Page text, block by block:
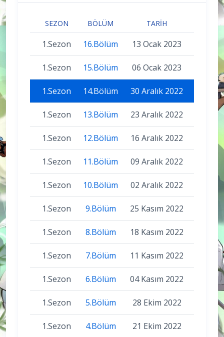
SEZON BÖLÜM TARIH
1.Sezon 16.Bölüm 13 Ocak 2023
1.Sezon 15.Bölüm 06 Ocak 2023
1.Sezon 14.Bölüm 30 Aralık 2022
1.Sezon 13.Bölüm 23 Aralık 2022
1.Sezon 12.Bölüm 16 Aralık 2022
1.Sezon 11.Bölüm 09 Aralık 2022
1.Sezon 10.Bölüm 02 Aralık 2022
1.Sezon 9.Bölüm 25 Kasım 2022
1.Sezon 8.Bölüm 18 Kasım 2022
1.Sezon 7.Bölüm 11 Kasım 2022
1.Sezon 6.Bölüm 04 Kasım 2022
1.Sezon 5.Bölüm 28 Ekim 2022
1.Sezon 4.Bölüm 21 Ekim 2022